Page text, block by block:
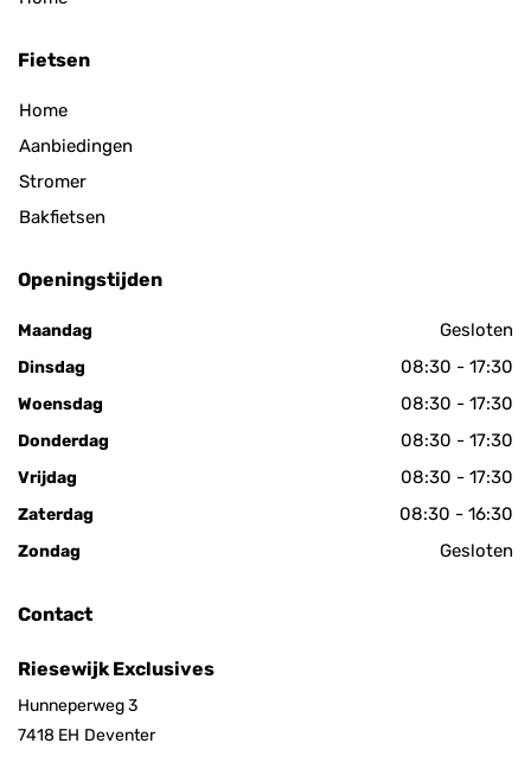
Fietsen
Home
Aanbiedingen
Stromer
Bakfietsen
Openingstijden
Maandag Gesloten
Dinsdag 08:30 - 17:30
Woensdag 08:30 - 17:30
Donderdag 08:30 - 17:30
Vrijdag 08:30 - 17:30
Zaterdag 08:30 - 16:30
Zondag Gesloten
Contact
Riesewijk Exclusives
Hunneperweg 3
7418 EH Deventer